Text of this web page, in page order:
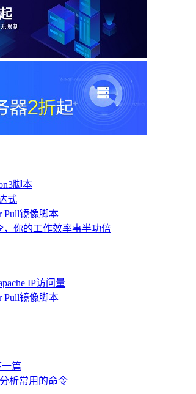
脚本
式
Pull镜像脚本
，你的工作效率事半功倍
IP访问量
Pull镜像脚本
篇
析常用的命令